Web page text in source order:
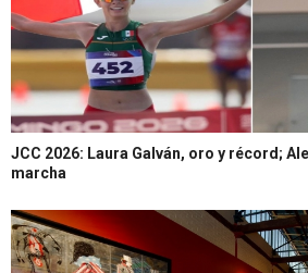
JCC 2026: Laura Galván, oro y récord;
marcha